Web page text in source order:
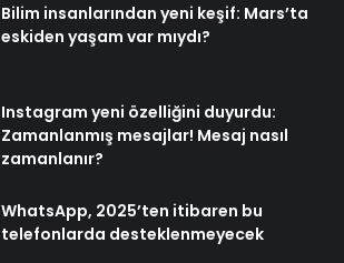
Bilim insanlarından yeni keşif: Mars’ta
eskiden yaşam var mıydı?
Instagram yeni özelliğini duyurdu:
Zamanlanmış mesajlar! Mesaj nasıl
zamanlanır?
WhatsApp, 2025’ten itibaren bu
telefonlarda desteklenmeyecek